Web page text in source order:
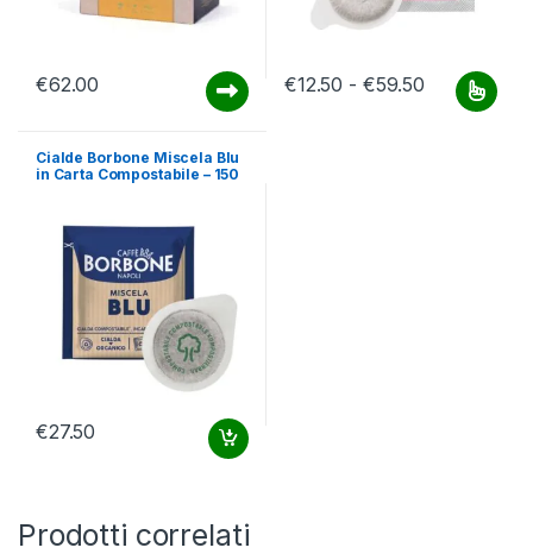
€62.00 €12.50 - €59.50Fascia di
Questo prodotto ha più
Cialde Borbone Miscela Blu
in Carta Compostabile – 150
€27.50
Prodotti correlati